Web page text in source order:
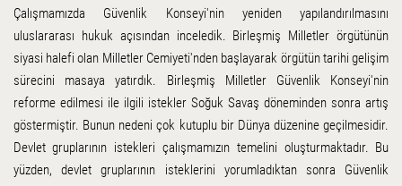
Çalışmamızda Güvenlik Konseyi'nin yeniden yapılandırılmasını
uluslararası hukuk açısından inceledik. Birleşmiş Milletler örgütünün
siyasi halefi olan Milletler Cemiyeti'nden başlayarak örgütün tarihi gelişim
sürecini masaya yatırdık. Birleşmiş Milletler Güvenlik Konseyi'nin
reforme edilmesi ile ilgili istekler Soğuk Savaş döneminden sonra artış
göstermiştir. Bunun nedeni çok kutuplu bir Dünya düzenine geçilmesidir.
Devlet gruplarının istekleri çalışmamızın temelini oluşturmaktadır. Bu
yüzden, devlet gruplarının isteklerini yorumladıktan sonra Güvenlik